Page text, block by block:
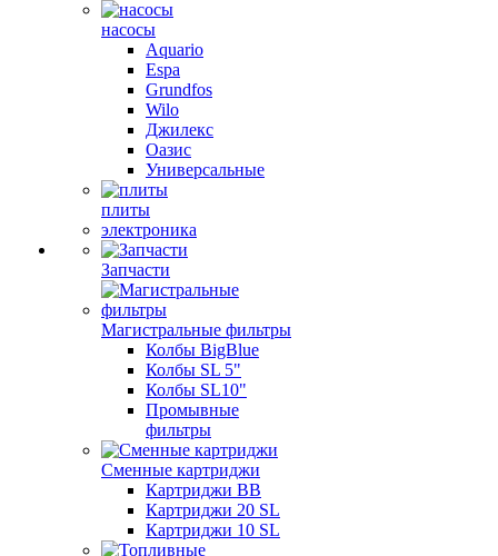
насосы
Aquario
Espa
Grundfos
Wilo
Джилекс
Оазис
Универсальные
плиты
электроника
Запчасти
Магистральные фильтры
Колбы BigBlue
Колбы SL 5"
Колбы SL10"
Промывные
фильтры
Сменные картриджи
Картриджи BB
Картриджи 20 SL
Картриджи 10 SL